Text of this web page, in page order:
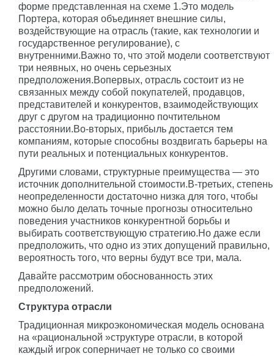
форме представленная на схеме 1.Это модель
Портера, которая объединяет внешние силы,
воздействующие на отрасль (такие, как технологии и
государственное регулирование), с
внутренними.Важно то, что этой модели соответствуют
три неявных, но очень серьезных
предположения.Вопервых, отрасль состоит из не
связанных между собой покупателей, продавцов,
представителей и конкурентов, взаимодействующих
друг с другом на традиционно почтительном
расстоянии.Во-вторых, прибыль достается тем
компаниям, которые способны воздвигать барьеры на
пути реальных и потенциальных конкурентов.
Другими словами, структурные преимущества — это
источник дополнительной стоимости.В-третьих, степень
неопределенности достаточно низка для того, чтобы
можно было делать точные прогнозы относительно
поведения участников конкурентной борьбы и
выбирать соответствующую стратегию.Но даже если
предположить, что одно из этих допущений правильно,
вероятность того, что верны будут все три, мала.
Давайте рассмотрим обоснованность этих
предположений.
Структура отрасли
Традиционная микроэкономическая модель основана
на «рациональной »структуре отрасли, в которой
каждый игрок соперничает не только со своими